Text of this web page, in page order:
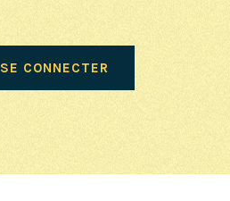
SE CONNECTER